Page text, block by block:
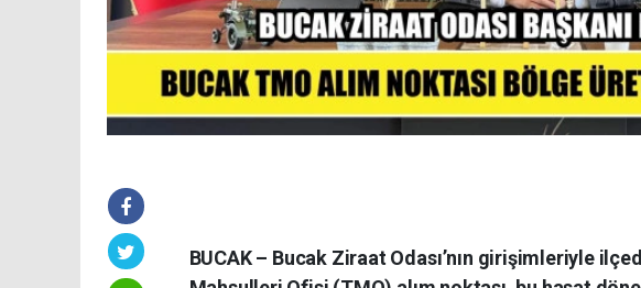
BUCAK – Bucak Ziraat Odası’nın girişimleriyle